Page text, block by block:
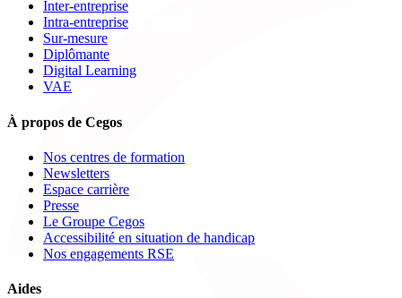
Inter-entreprise
Intra-entreprise
Sur-mesure
Diplômante
Digital Learning
VAE
À propos de Cegos
Nos centres de formation
Newsletters
Espace carrière
Presse
Le Groupe Cegos
Accessibilité en situation de handicap
Nos engagements RSE
Aides